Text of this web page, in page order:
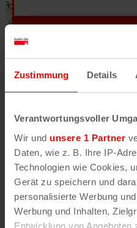
Zustimmung Details
Verantwortungsvoller
Wir und unsere 1 Partner
Daten, wie z. B. Ihre IP-
Technologien wie Cookies,
Gerät zu speichern und
personalisierte Werbung
Werbung und Inhalten,
Entwicklung von Angeboten
Darstellung des RVR-
erhältst Du unsere
weiteren Details wie z.B.
Unser Stadtplan basiert
OpenStreetMap
-Projekts
Mitwirkende
) und von